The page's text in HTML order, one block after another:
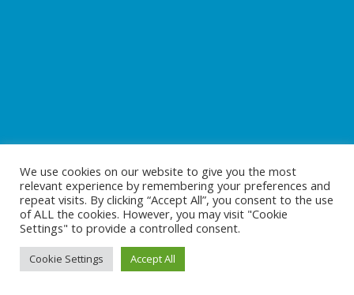
We use cookies on our website to give you the most
relevant experience by remembering your preferences and
repeat visits. By clicking “Accept All”, you consent to the use
of ALL the cookies. However, you may visit "Cookie
Settings" to provide a controlled consent.
Cookie Settings Accept All